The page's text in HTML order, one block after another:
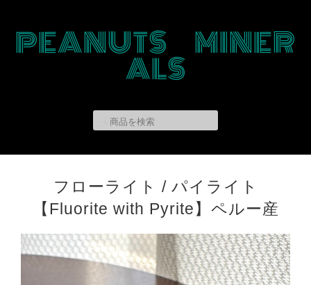
PEANUTS MINER
ALS
フローライト / パイライト
【Fluorite with Pyrite】ペルー産